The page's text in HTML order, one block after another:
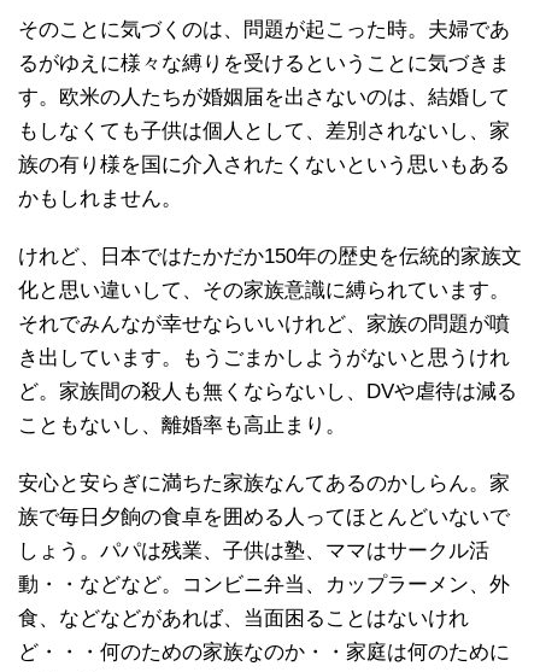
そのことに気づくのは、問題が起こった時。夫婦であ
るがゆえに様々な縛りを受けるということに気づきま
す。欧米の人たちが婚姻届を出さないのは、結婚して
もしなくても子供は個人として、差別されないし、家
族の有り様を国に介入されたくないという思いもある
かもしれません。
けれど、日本ではたかだか150年の歴史を伝統的家族文
化と思い違いして、その家族意識に縛られています。
それでみんなが幸せならいいけれど、家族の問題が噴
き出しています。もうごまかしようがないと思うけれ
ど。家族間の殺人も無くならないし、DVや虐待は減る
こともないし、離婚率も高止まり。
安心と安らぎに満ちた家族なんてあるのかしらん。家
族で毎日夕餉の食卓を囲める人ってほとんどいないで
しょう。パパは残業、子供は塾、ママはサークル活
動・・などなど。コンビニ弁当、カップラーメン、外
食、などなどがあれば、当面困ることはないけれ
ど・・・何のための家族なのか・・家庭は何のために